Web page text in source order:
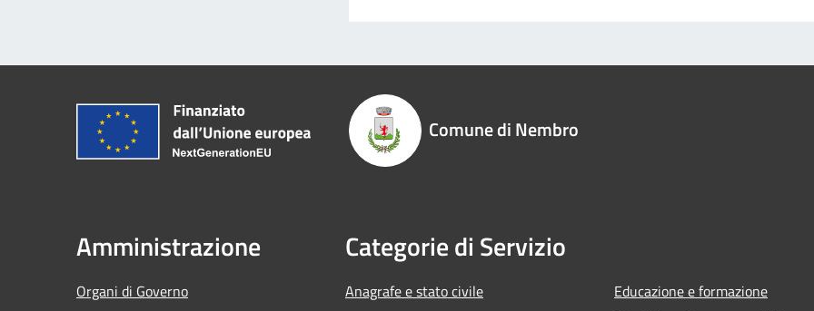
Comune di Nembro
Amministrazione
Organi di Governo
Categorie di Servizio
Anagrafe e stato civile
Educazione e formazione